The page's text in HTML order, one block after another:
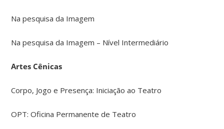
Na pesquisa da Imagem
Na pesquisa da Imagem – Nível Intermediário
Artes Cênicas
Corpo, Jogo e Presença: Iniciação ao Teatro
OPT: Oficina Permanente de Teatro